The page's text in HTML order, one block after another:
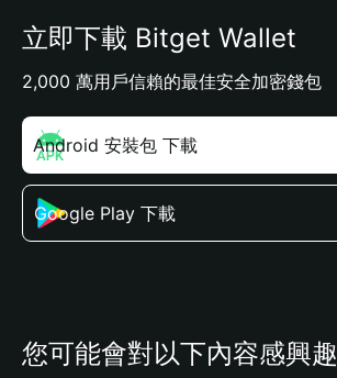
立即下載 Bitget Wallet
2,000 萬用戶信賴的最佳安全加密錢包
Android 安裝包 下載
Google Play 下載
您可能會對以下內容感興趣